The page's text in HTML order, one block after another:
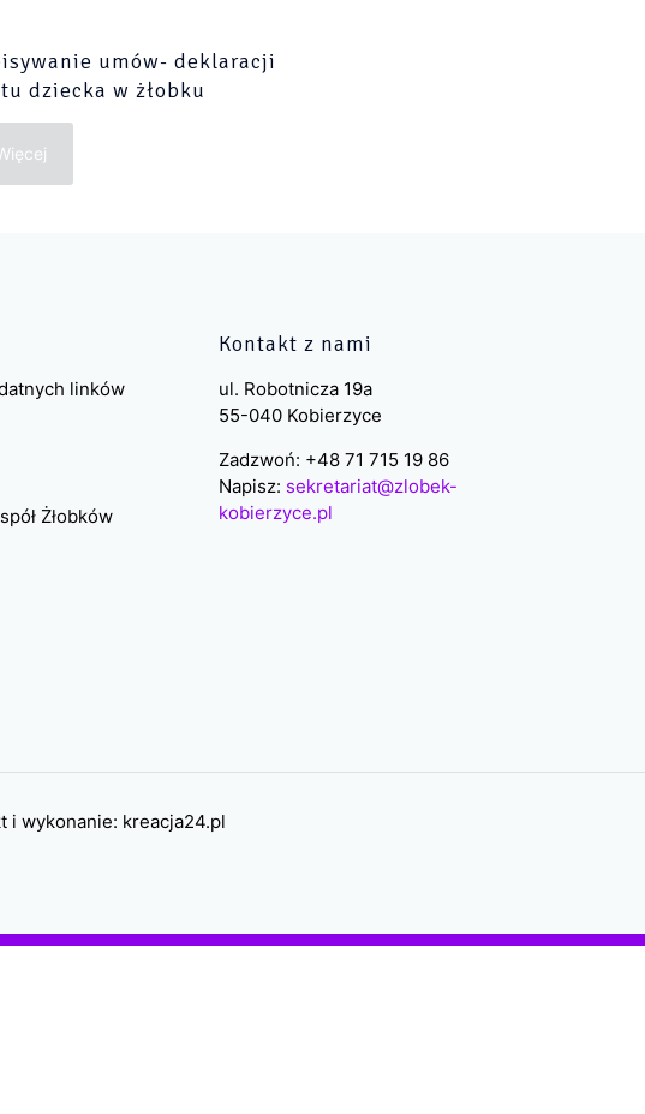
umów- deklaracji
dziecka w żłobku
linków
Żłobków
Kontakt z nami
ul. Robotnicza 19a
55-040 Kobierzyce
Zadzwoń: +48 71 715 19 86
Napisz: sekretariat@zlobek-
kobierzyce.pl
i wykonanie: kreacja24.pl